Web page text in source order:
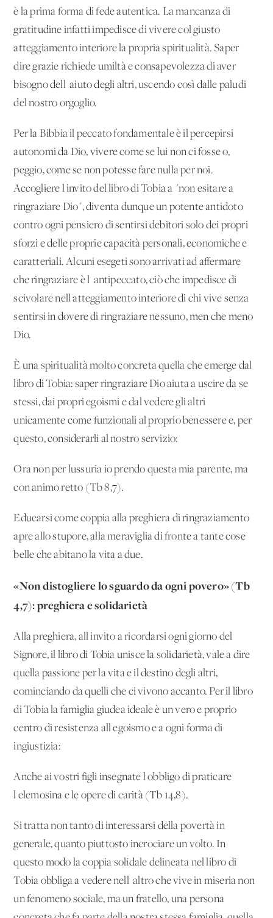
è la prima forma di fede autentica. La mancanza di
gratitudine infatti impedisce di vivere col giusto
atteggiamento interiore la propria spiritualità. Saper
dire grazie richiede umiltà e consapevolezza di aver
bisogno dell' aiuto degli altri, uscendo così dalle paludi
del nostro orgoglio.
Per la Bibbia il peccato fondamentale è il percepirsi
autonomi da Dio, vivere come se lui non ci fosse o,
peggio, come se non potesse fare nulla per noi.
Accogliere l'invito del libro di Tobia a "non esitare a
ringraziare Dio", diventa dunque un potente antidoto
contro ogni pensiero di sentirsi debitori solo dei propri
sforzi e delle proprie capacità personali, economiche e
caratteriali. Alcuni esegeti sono arrivati ad affermare
che ringraziare è l' antipeccato, ciò che impedisce di
scivolare nell'atteggiamento interiore di chi vive senza
sentirsi in dovere di ringraziare nessuno, men che meno
Dio.
È una spiritualità molto concreta quella che emerge dal
libro di Tobia: saper ringraziare Dio aiuta a uscire da se
stessi, dai propri egoismi e dal vedere gli altri
unicamente come funzionali al proprio benessere e, per
questo, considerarli al nostro servizio:
Ora non per lussuria io prendo questa mia parente, ma
con animo retto (Tb 8,7).
Educarsi come coppia alla preghiera di ringraziamento
apre allo stupore, alla meraviglia di fronte a tante cose
belle che abitano la vita a due.
«Non distogliere lo sguardo da ogni povero» (Tb
4,7): preghiera e solidarietà
Alla preghiera, all'invito a ricordarsi ogni giorno del
Signore, il libro di Tobia unisce la solidarietà, vale a dire
quella passione per la vita e il destino degli altri,
cominciando da quelli che ci vivono accanto. Per il libro
di Tobia la famiglia giudea ideale è un vero e proprio
centro di resistenza all'egoismo e a ogni forma di
ingiustizia:
Anche ai vostri figli insegnate l'obbligo di praticare
l'elemosina e le opere di carità (Tb 14,8).
Si tratta non tanto di interessarsi della povertà in
generale, quanto piuttosto incrociare un volto. In
questo modo la coppia solidale delineata nel libro di
Tobia obbliga a vedere nell' altro che vive in miseria non
un fenomeno sociale, ma un fratello, una persona